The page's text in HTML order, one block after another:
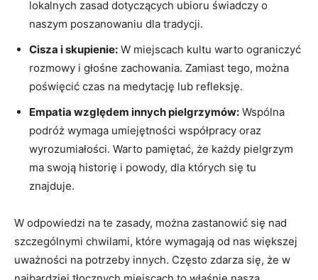
lokalnych zasad dotyczących ​ubioru ‌świadczy o⁢
naszym poszanowaniu dla tradycji.
Cisza i ⁢skupienie: W miejscach kultu warto ograniczyć
rozmowy i głośne‌ zachowania. Zamiast tego,‍ można
‍poświęcić czas na medytację lub refleksję.
Empatia względem innych pielgrzymów: Wspólna
‍podróż⁤ wymaga umiejętności współpracy oraz
wyrozumiałości.‌ Warto pamiętać, że⁤ każdy pielgrzym
ma swoją historię ⁤i powody,⁣ dla⁣ których się‍ tu⁣
znajduje.
W odpowiedzi na te zasady, można zastanowić się nad
szczególnymi ⁤chwilami, które wymagają od nas większej⁣
uważności na potrzeby innych. Często zdarza się, że⁤ w